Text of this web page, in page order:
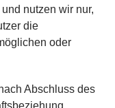
nutzen wir nur,
die
oder
Abschluss des